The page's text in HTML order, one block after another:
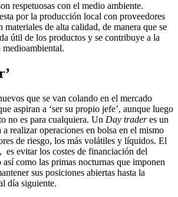
respetuosas con el medio ambiente.
por la producción local con proveedores
materiales de alta calidad, de manera que se
útil de los productos y se contribuye a la
que se van colando en el mercado
aspiran a ‘ser su propio jefe’, aunque luego
no es para cualquiera. Un Day traderes un
realizar operaciones en bolsa en el mismo
de riesgo, los más volátiles y líquidos. El
es evitar los costes de financiación del
como las primas nocturnas que imponen
sus posiciones abiertas hasta la
día siguiente.